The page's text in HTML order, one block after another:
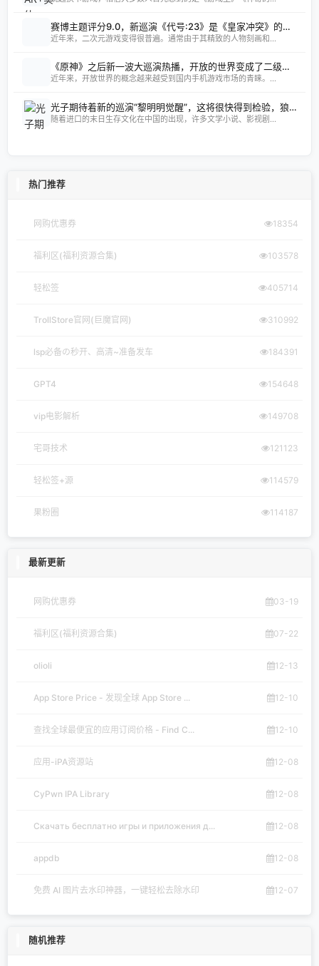
赛博主题评分9.0，新巡演《代号:23》是《皇家冲突》的横版？
近年来，二次元游戏变得很普遍。通常由于其精致的人物刻画和...
《原神》之后新一波大巡演热播，开放的世界变成了二级香馒头？
近年来，开放世界的概念越来越受到国内手机游戏市场的青睐。...
光子期待着新的巡演“黎明明觉醒”，这将很快得到检验，狼烟的生存之路将开始
随着进口的末日生存文化在中国的出现，许多文学小说、影视剧...
热门推荐
网购优惠券 18354
福利区(福利资源合集) 103578
轻松签 405714
TrollStore官网(巨魔官网) 310992
lsp必备の秒开、高清~准备发车 184391
GPT4 154648
vip电影解析 149708
宅哥技术 121123
轻松签+源 114579
果粉圈 114187
最新更新
网购优惠券 03-19
福利区(福利资源合集) 07-22
olioli 12-13
App Store Price - 发现全球 App Store ... 12-10
查找全球最便宜的应用订阅价格 - Find C... 12-10
应用-iPA资源站 12-08
CyPwn IPA Library 12-08
Скачать бесплатно игры и приложения д... 12-08
appdb 12-08
免费 AI 图片去水印神器，一键轻松去除水印 12-07
随机推荐